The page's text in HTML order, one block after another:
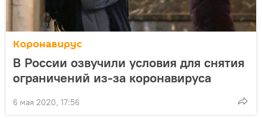
Коронавирус
В России озвучили условия для снятия
ограничений из-за коронавируса
6 мая 2020, 17:56